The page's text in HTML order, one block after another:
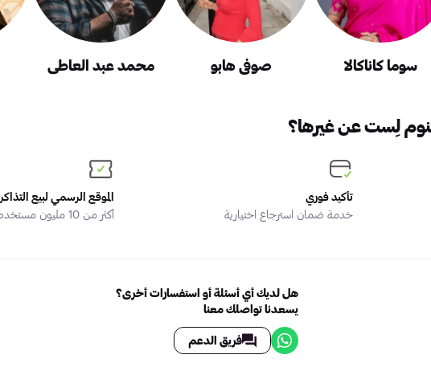
سوما كاناكالا صوفي هابو محمد عبد العاطي
لِست عن غيرها؟
تأكيد فوري
خدمة ضمان استرجاع اختيارية
الموقع الرسمي لبيع التذاكر
أكثر من 10 مليون مستخدم
هل لديك أي أسئلة أو استفسارات أخرى؟
يسعدنا تواصلك معنا
فريق الدعم